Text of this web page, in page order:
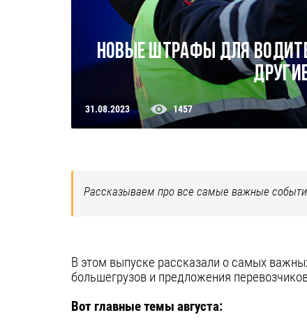
Новые штрафы для
31.08.2023 1457
Рассказываем про все самые важные
В этом выпуске рассказали о самых
большегрузов и предложения
Вот главные темы августа: